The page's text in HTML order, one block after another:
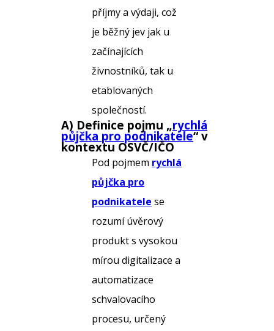
příjmy a výdaji, což
je běžný jev jak u
začínajících
živnostníků, tak u
etablovaných
společností.
A) Definice pojmu „rychlá
půjčka pro podnikatele“ v
kontextu OSVČ/IČO
Pod pojmem rychlá
půjčka pro
podnikatele se
rozumí úvěrový
produkt s vysokou
mírou digitalizace a
automatizace
schvalovacího
procesu, určený